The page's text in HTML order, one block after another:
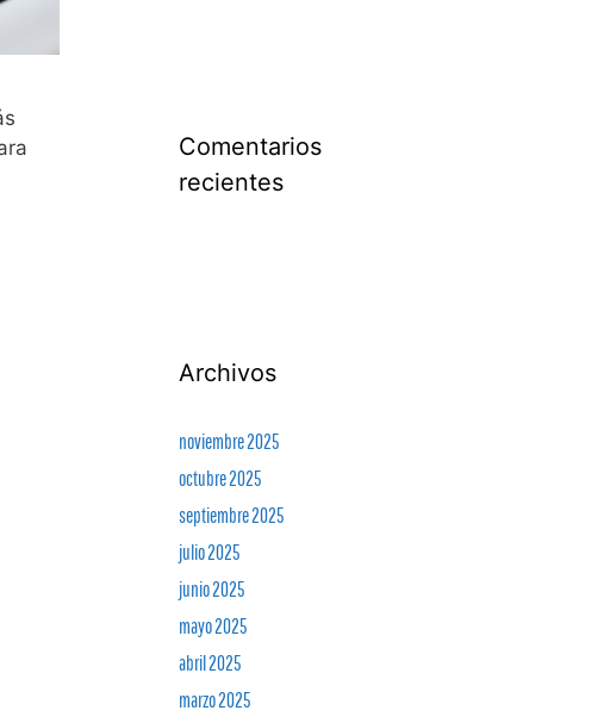
Comentarios
recientes
Archivos
noviembre 2025
octubre 2025
septiembre 2025
julio 2025
junio 2025
mayo 2025
abril 2025
marzo 2025